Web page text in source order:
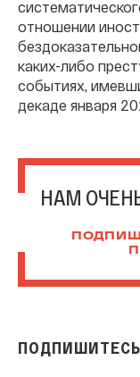
отношении
каких-либо
событиях,
декаде января
НАМ
ПОДПИШИТЕСЬ